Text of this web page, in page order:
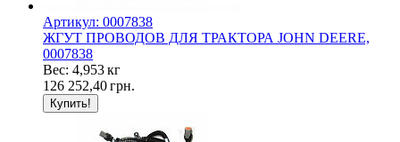
Артикул: 0007838
ЖГУТ ПРОВОДОВ ДЛЯ ТРАКТОРА JOHN DEERE,
0007838
Вес: 4,953 кг
126 252,40грн.